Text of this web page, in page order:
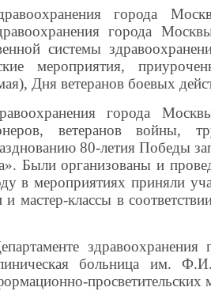
города
города
системы
мероприятия,
Дня ветеранов боевых
города
ветеранов войны,
80-летия Победы
Были организованы и
в мероприятиях приняли
мастер-классы в
здравоохранения
больница им. Ф.И.
просветительских